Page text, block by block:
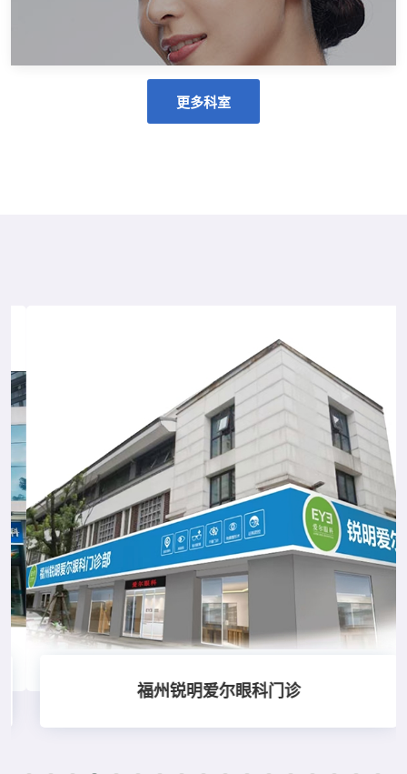
更多科室
福州锐明爱尔眼科门诊
点击查看